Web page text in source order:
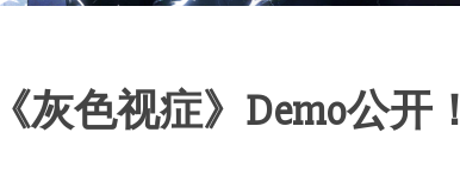
色视症》Demo公开！